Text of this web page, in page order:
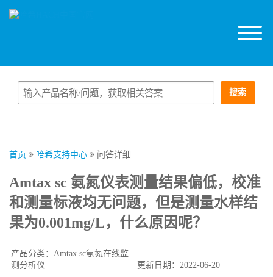
搜索
首页 哈希支持中心 问答详细
Amtax sc 氨氮仪表测量结果偏低，校准
和测量标液均无问题，但是测量水样结
果为0.001mg/L，什么原因呢？
产品分类：Amtax sc氨氮在线监
测分析仪
更新日期：2022-06-20